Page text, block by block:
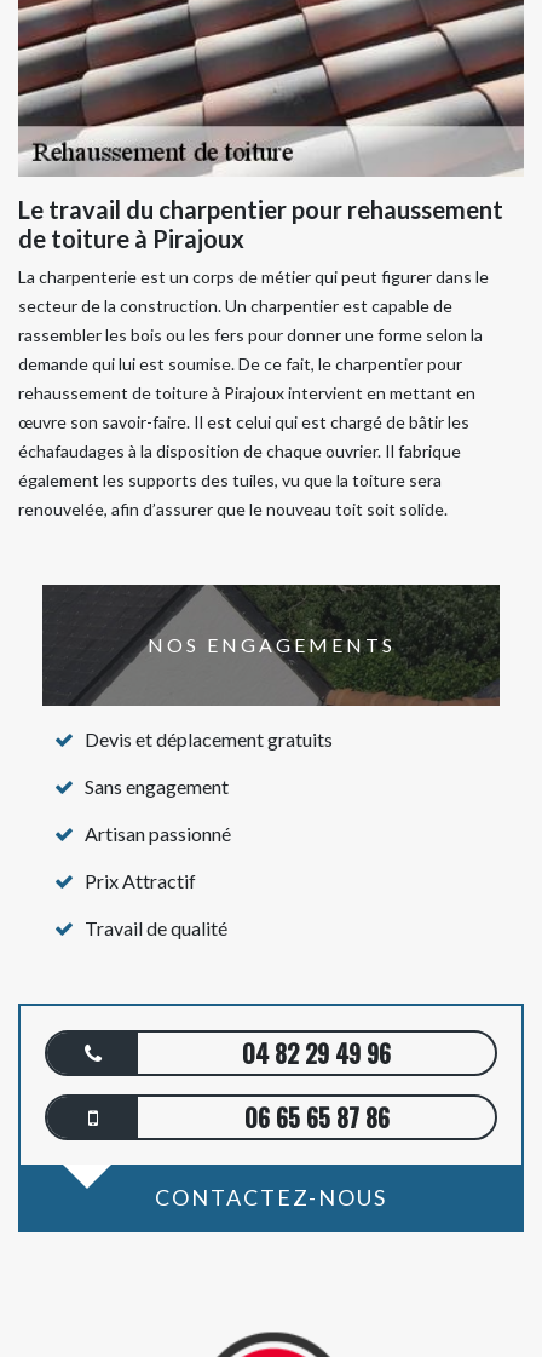
Le travail du charpentier pour rehaussement
de toiture à Pirajoux
La charpenterie est un corps de métier qui peut figurer dans le
secteur de la construction. Un charpentier est capable de
rassembler les bois ou les fers pour donner une forme selon la
demande qui lui est soumise. De ce fait, le charpentier pour
rehaussement de toiture à Pirajoux intervient en mettant en
œuvre son savoir-faire. Il est celui qui est chargé de bâtir les
échafaudages à la disposition de chaque ouvrier. Il fabrique
également les supports des tuiles, vu que la toiture sera
renouvelée, afin d’assurer que le nouveau toit soit solide.
NOS ENGAGEMENTS
Devis et déplacement gratuits
Sans engagement
Artisan passionné
Prix Attractif
Travail de qualité
04 82 29 49 96
06 65 65 87 86
CONTACTEZ-NOUS